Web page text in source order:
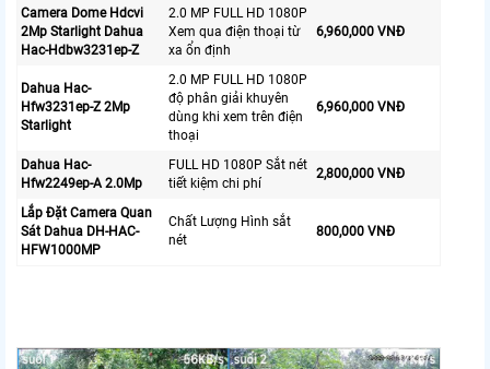
Camera Dome Hdcvi
2Mp Starlight Dahua
Hac-Hdbw3231ep-Z
2.0 MP FULL HD 1080P
Xem qua điện thoại từ
xa ổn định
6,960,000 VNĐ
Dahua Hac-
Hfw3231ep-Z 2Mp
Starlight
2.0 MP FULL HD 1080P
độ phân giải khuyên
dùng khi xem trên điện
thoại
6,960,000 VNĐ
Dahua Hac-
Hfw2249ep-A 2.0Mp
FULL HD 1080P Sắt nét
tiết kiệm chi phí
2,800,000 VNĐ
Lắp Đặt Camera Quan
Sát Dahua DH-HAC-
HFW1000MP
Chất Lượng Hình sắt
nét
800,000 VNĐ